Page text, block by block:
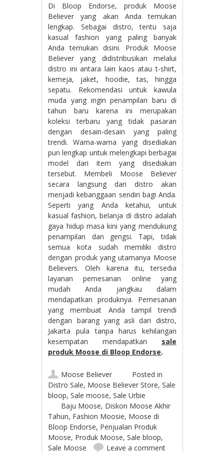
Di Bloop Endorse, produk Moose
Believer yang akan Anda temukan
lengkap. Sebagai distro, tentu saja
kasual fashion yang paling banyak
Anda temukan disini. Produk Moose
Believer yang didistribusikan melalui
distro ini antara lain kaos atau t-shirt,
kemeja, jaket, hoodie, tas, hingga
sepatu. Rekomendasi untuk kawula
muda yang ingin penampilan baru di
tahun baru karena ini merupakan
koleksi terbaru yang tidak pasaran
dengan desain-desain yang paling
trendi. Warna-warna yang disediakan
pun lengkap untuk melengkapi berbagai
model dari item yang disediakan
tersebut. Membeli Moose Believer
secara langsung dari distro akan
menjadi kebanggaan sendiri bagi Anda.
Seperti yang Anda ketahui, untuk
kasual fashion, belanja di distro adalah
gaya hidup masa kini yang mendukung
penampilan dan gengsi. Tapi, tidak
semua kota sudah memiliki distro
dengan produk yang utamanya Moose
Believers. Oleh karena itu, tersedia
layanan pemesanan online yang
mudah Anda jangkau dalam
mendapatkan produknya. Pemesanan
yang membuat Anda tampil trendi
dengan barang yang asli dari distro,
Jakarta pula tanpa harus kehilangan
kesempatan mendapatkan sale
produk Moose di Bloop Endorse.
Moose Believer
Posted in
Distro Sale, Moose Believer Store,Sale
bloop,Sale moose,Sale Urbie
Baju Moose, Diskon Moose Akhir
Tahun, Fashion Moosie, Moose di
Bloop Endorse, Penjualan Produk
Moose, Produk Moose,Sale bloop,
Sale Moose
Leave a comment